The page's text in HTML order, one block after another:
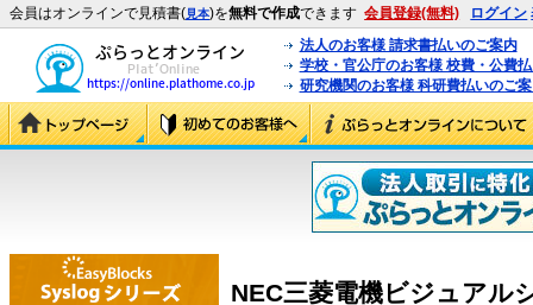
会員はオンラインで見積書(見本)を無料で作成できます 会員登録(無料) ログイン
法人のお客様 請求書払いのご案内
学校・官公庁のお客様 校費・公費
研究機関のお客様 科研費払いのご
NEC三菱電機ビジュアル